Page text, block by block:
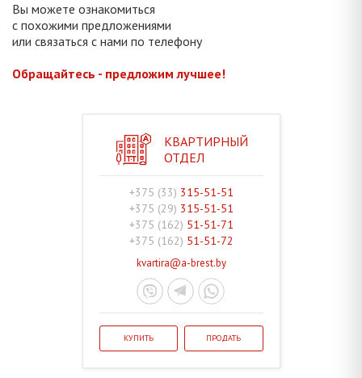
Вы можете ознакомиться
с похожими предложениями
или связаться с нами по телефону
Обращайтесь - предложим лучшее!
КВАРТИРНЫЙ
ОТДЕЛ
+375 (33) 315-51-51
+375 (29) 315-51-51
+375 (162) 51-51-71
+375 (162) 51-51-72
kvartira@a-brest.by
КУПИТЬ ПРОДАТЬ